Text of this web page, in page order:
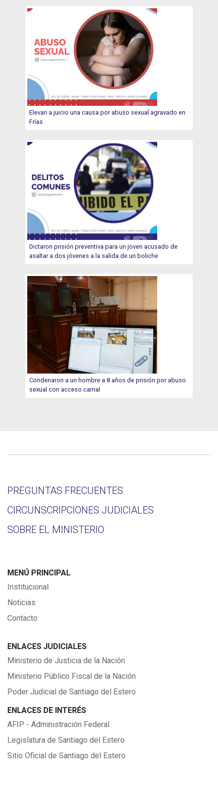
Elevan a juicio una causa por abuso sexual agravado en
Frías
Dictaron prisión preventiva para un joven acusado de
asaltar a dos jóvenes a la salida de un boliche
Condenaron a un hombre a 8 años de prisión por abuso
sexual con acceso carnal
PREGUNTAS FRECUENTES
CIRCUNSCRIPCIONES JUDICIALES
SOBRE EL MINISTERIO
MENÚ PRINCIPAL
Institucional
Noticias
Contacto
ENLACES JUDICIALES
Ministerio de Justicia de la Nación
Ministerio Público Fiscal de la Nación
Poder Judicial de Santiago del Estero
ENLACES DE INTERÉS
AFIP - Administración Federal
Legislatura de Santiago del Estero
Sitio Oficial de Santiago del Estero